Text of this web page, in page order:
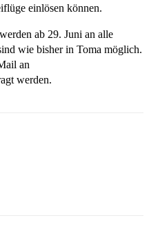
einlösen können.
ab 29. Juni an alle
wie bisher in Toma möglich.
an
werden.